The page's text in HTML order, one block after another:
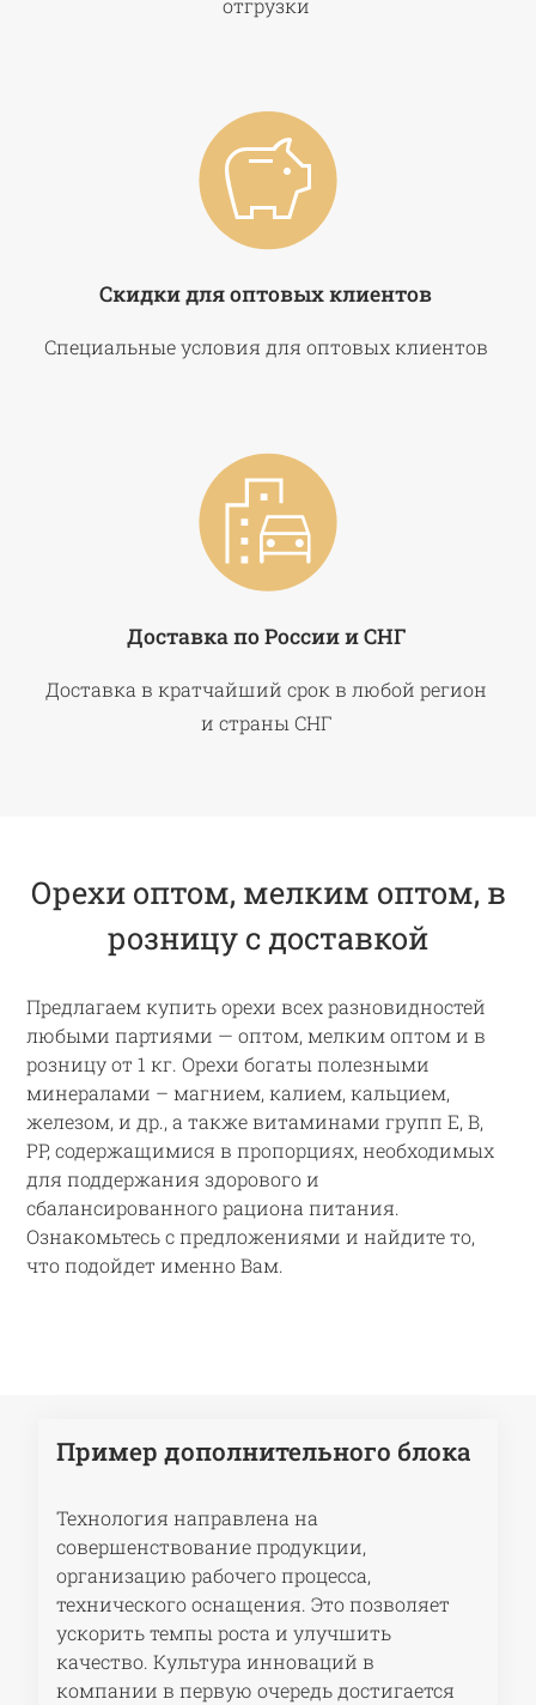
Скидки для оптовых клиентов
Специальные условия для оптовых клиентов
Доставка по России и СНГ
Доставка в кратчайший срок в любой регион
и страны СНГ
Орехи оптом, мелким оптом, в
розницу с доставкой
Предлагаем купить орехи всех разновидностей
любыми партиями — оптом, мелким оптом и в
розницу от 1 кг. Орехи богаты полезными
минералами – магнием, калием, кальцием,
железом, и др., а также витаминами групп E, В,
PP, содержащимися в пропорциях, необходимых
для поддержания здорового и
сбалансированного рациона питания.
Ознакомьтесь с предложениями и найдите то,
что подойдет именно Вам.
Пример дополнительного блока
Технология направлена на
совершенствование продукции,
организацию рабочего процесса,
технического оснащения. Это позволяет
ускорить темпы роста и улучшить
качество. Культура инноваций в
компании в первую очередь достигается